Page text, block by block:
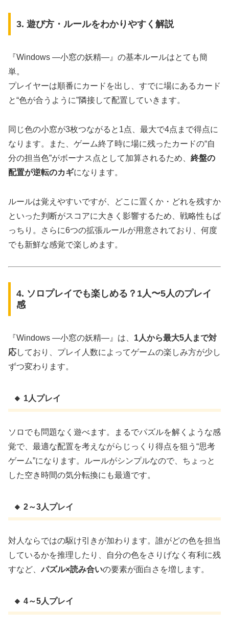
3. 遊び方・ルールをわかりやすく解説
『Windows ―小窓の妖精―』の基本ルールはとても簡
単。
プレイヤーは順番にカードを出し、すでに場にあるカード
と“色が合うように”隣接して配置していきます。
同じ色の小窓が3枚つながると1点、最大で4点まで得点に
なります。また、ゲーム終了時に場に残ったカードの“自
分の担当色”がボーナス点として加算されるため、 終盤の
配置が逆転のカギになります。
ルールは覚えやすいですが、どこに置くか・どれを残すか
といった判断がスコアに大きく影響するため、戦略性もば
っちり。さらに6つの拡張ルールが用意されており、何度
でも新鮮な感覚で楽しめます。
4. ソロプレイでも楽しめる？1人〜5人のプレイ
感
『Windows ―小窓の妖精―』は、 1人から最大5人まで対
応しており、プレイ人数によってゲームの楽しみ方が少し
ずつ変わります。
🔸 1人プレイ
ソロでも問題なく遊べます。まるでパズルを解くような感
覚で、最適な配置を考えながらじっくり得点を狙う“思考
ゲーム”になります。ルールがシンプルなので、ちょっと
した空き時間の気分転換にも最適です。
🔸 2～3人プレイ
対人ならではの駆け引きが加わります。誰がどの色を担当
しているかを推理したり、自分の色をさりげなく有利に残
すなど、パズル×読み合いの要素が面白さを増します。
🔸 4～5人プレイ